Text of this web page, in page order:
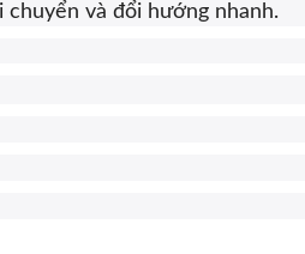
chuyển và đổi hướng nhanh.